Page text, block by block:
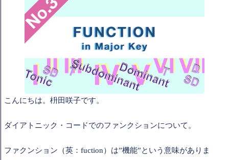
こんにちは。枡田咲子です。
ダイアトニック・コードでのファンクションについて。
ファクンション（英：fuction）は”機能”という意味がありま